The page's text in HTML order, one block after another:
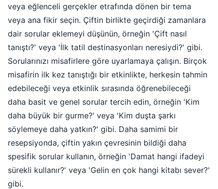
veya eğlenceli gerçekler etrafında dönen bir tema
veya ana fikir seçin. Çiftin birlikte geçirdiği zamanlara
dair sorular eklemeyi düşünün, örneğin 'Çift nasıl
tanıştı?' veya 'İlk tatil destinasyonları neresiydi?' gibi.
Sorularınızı misafirlere göre uyarlamaya çalışın. Birçok
misafirin ilk kez tanıştığı bir etkinlikte, herkesin tahmin
edebileceği veya etkinlik sırasında öğrenebileceği
daha basit ve genel sorular tercih edin, örneğin 'Kim
daha büyük bir gurme?' veya 'Kim duşta şarkı
söylemeye daha yatkın?' gibi. Daha samimi bir
resepsiyonda, çiftin yakın çevresinin bildiği daha
spesifik sorular kullanın, örneğin 'Damat hangi ifadeyi
sürekli kullanır?' veya 'Gelin en çok hangi kitabı sever?'
gibi.